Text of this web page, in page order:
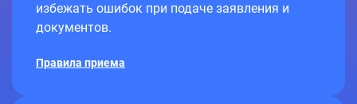
избежать ошибок при подаче заявления и
документов.
Правила приема